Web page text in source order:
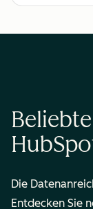
Die
Entdecken Sie